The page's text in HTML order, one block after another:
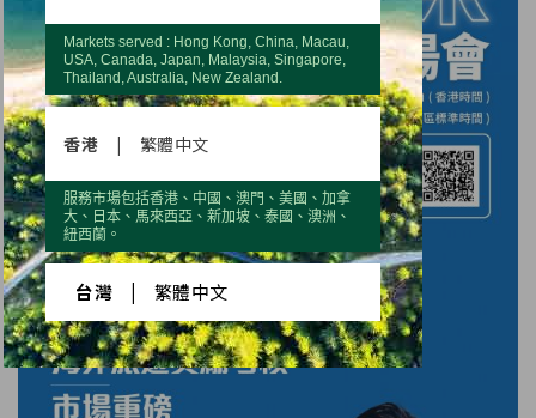
Markets served : Hong Kong, China, Macau,
USA, Canada, Japan, Malaysia, Singapore,
Thailand, Australia, New Zealand.
香港 | 繁體中文
服務市場包括香港、中國、澳門、美國、加拿
大、日本、馬來西亞、新加坡、泰國、澳洲、
紐西蘭。
台灣 繁體中文